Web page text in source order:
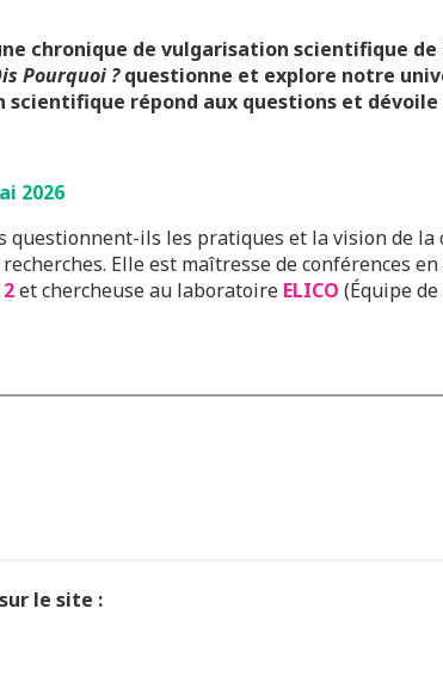
chronique de vulgarisation scientifique
Pourquoi ?questionne et explore notre
scientifique répond aux questions et
2026
questionnent-ils les pratiques et la vision de la
Elle est maîtresse de conférences
et chercheuse au laboratoire ELICO (Équipe
le site :